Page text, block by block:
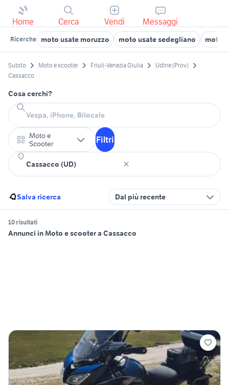
Home Cerca Vendi Messaggi
Ricerche moto usate moruzzo moto usate sedegliano moto
Subito Moto e scooter Friuli-Venezia Giulia
Udine (Prov)
Cassacco
Cosa cerchi?
Moto e
Scooter
Filtri
Salva ricerca Dal più recente
10 risultati
Annunci in Moto e scooter a Cassacco